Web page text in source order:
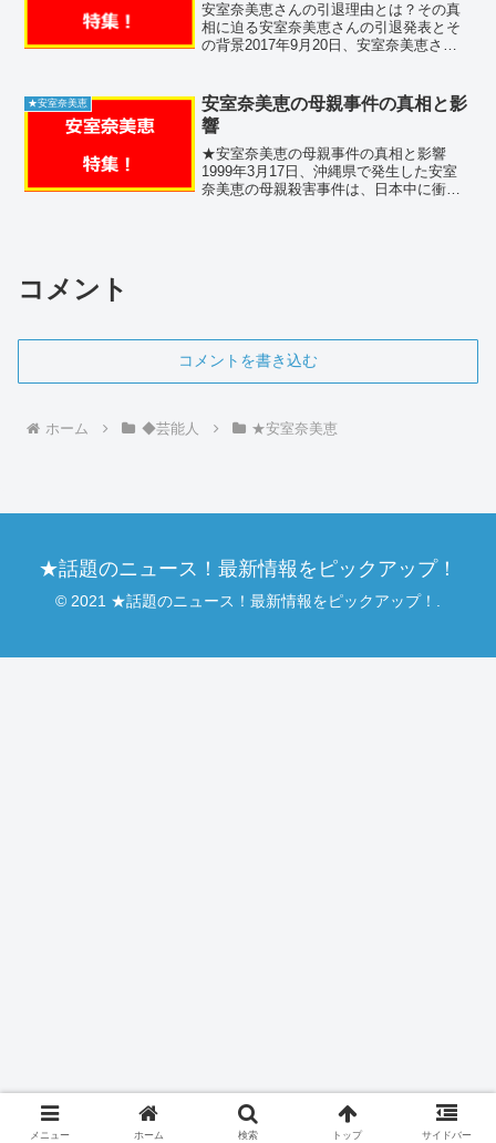
安室奈美恵さんの引退理由とは？その真
相に迫る安室奈美恵さんの引退発表とそ
の背景2017年9月20日、安室奈美恵さん
はデビューから25周年を迎える2018年9
月16日をも...
★安室奈美恵
安室奈美恵の母親事件の真相と影
響
★安室奈美恵の母親事件の真相と影響
1999年3月17日、沖縄県で発生した安室
奈美恵の母親殺害事件は、日本中に衝撃
コメント
コメントを書き込む
ホーム ◆芸能人 ★安室奈美恵
★話題のニュース！最新情報をピックアップ！
© 2021 ★話題のニュース！最新情報をピックアップ！.
メニュー ホーム 検索 トップ サイドバー